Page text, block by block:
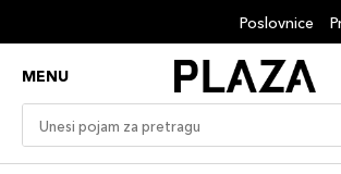
Poslovnice
MENU